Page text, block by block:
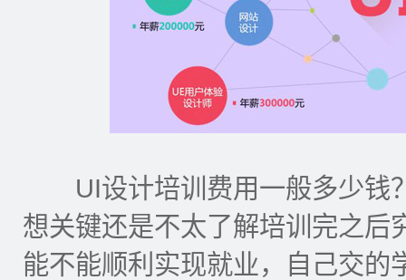
UI设计培训费用一般多少钱
想关键还是不太了解培训完之后
能不能顺利实现就业，自己交的